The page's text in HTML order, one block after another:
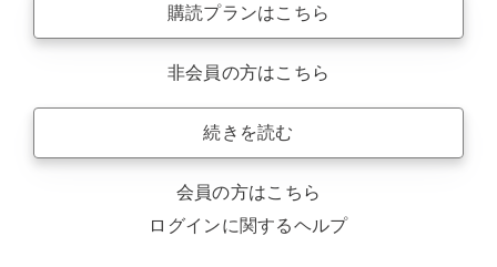
購読プランはこちら
非会員の方はこちら
続きを読む
会員の方はこちら
ログインに関するヘルプ